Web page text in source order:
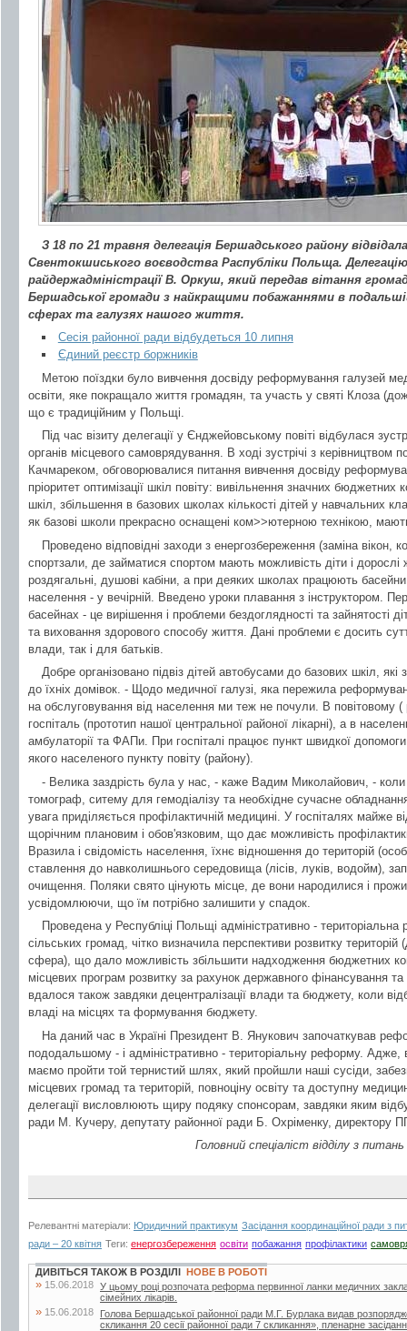
З 18 по 21 травня делегація Бершадського району
Свентокшиського воєводства Распубліки Польща.
райдержадміністрації В. Оркуш, який передав вітання
Бершадської громади з найкращими побажаннями в
сферах та галузях нашого життя.
Сесія районної ради відбудеться 10 липня
Єдиний реєстр боржників
Метою поїздки було вивчення досвіду реформування галузей
освіти, яке покращало життя громадян, та участь у святі Клоза
що є традиційним у Польщі.
Під час візиту делегації у Єнджейовському повіті відбулася
органів місцевого самоврядування. В ході зустрічі з
Качмареком, обговорювалися питання вивчення досвіду
пріоритет оптимізації шкіл повіту: вивільнення значних
шкіл, збільшення в базових школах кількості дітей у навчальних
як базові школи прекрасно оснащені ком>>ютерною технікою,
Проведено відповідні заходи з енергозбереження (заміна вікон,
спортзали, де займатися спортом мають можливість діти і дорослі
роздягальні, душові кабіни, а при деяких школах працюють
населення - у вечірній. Введено уроки плавання з інструктором.
басейнах - це вирішення і проблеми бездоглядності та зайнятості
та виховання здорового способу життя. Дані проблеми є досить
влади, так і для батьків.
Добре організовано підвіз дітей автобусами до базових шкіл,
до їхніх домівок. - Щодо медичної галузі, яка пережила
на обслуговування від населення ми теж не почули. В повітовому (
госпіталь (прототип нашої центральної районої лікарні), а в
амбулаторії та ФАПи. При госпіталі працює пункт швидкої
якого населеного пункту повіту (району).
- Велика заздрість була у нас, - каже Вадим Миколайович, - коли
томограф, ситему для гемодіалізу та необхідне сучасне
увага приділяється профілактичній медицині. У госпіталях майже
щорічним плановим і обов'язковим, що дає можливість
Вразила і свідомість населення, їхнє відношення до територій
ставлення до навколишнього середовища (лісів, луків, водойм),
очищення. Поляки свято цінують місце, де вони народилися і
усвідомлюючи, що їм потрібно залишити у спадок.
Проведена у Республіці Польщі адміністративно -
сільських громад, чітко визначила перспективи розвитку територій
сфера), що дало можливість збільшити надходження бюджетних
місцевих програм розвитку за рахунок державного фінансування
вдалося також завдяки децентралізації влади та бюджету, коли
владі на місцях та формування бюджету.
На даний час в Україні Президент В. Янукович започаткував
пододальшому - і адміністративно - територіальну реформу. Адже,
маємо пройти той тернистий шлях, який пройшли наші сусіди,
місцевих громад та територій, повноціну освіту та доступну
делегації висловлюють щиру подяку спонсорам, завдяки яким
ради М. Кучеру, депутату районної ради Б. Охріменку, директору
Головний спеціаліст відділу з
Релевантні матеріали: Юридичний практикум Засідання координаційної ради з
ради – 20 квітня Теги: енергозбереження освіти побажання профілактики
ДИВІТЬСЯ ТАКОЖ В РОЗДІЛІ НОВЕ В РОБОТІ
» 15.06.2018 У цьому році розпочата реформа первинної ланки медичних
сімейних лікарів.
» 15.06.2018
Голова Бершадської районної ради М.Г. Бурлака видав
скликання 20 сесії районної ради 7 скликання», пленарне